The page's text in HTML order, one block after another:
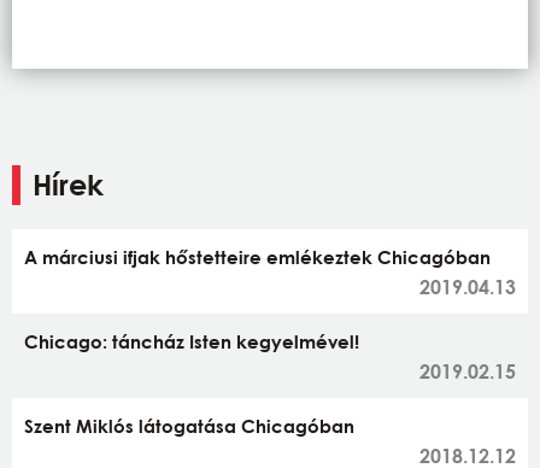
Hírek
A márciusi ifjak hőstetteire emlékeztek Chicagóban
2019.04.13
Chicago: táncház Isten kegyelmével!
2019.02.15
Szent Miklós látogatása Chicagóban
2018.12.12